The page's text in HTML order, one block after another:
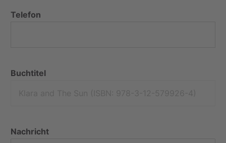
Telefon
Buchtitel
Nachricht